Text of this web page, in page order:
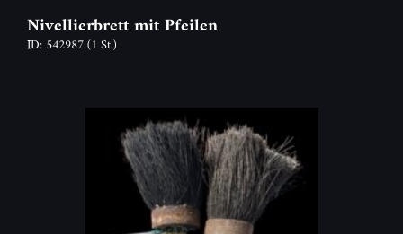
Nivellierbrett mit Pfeilen
ID: 542987(1 St.)